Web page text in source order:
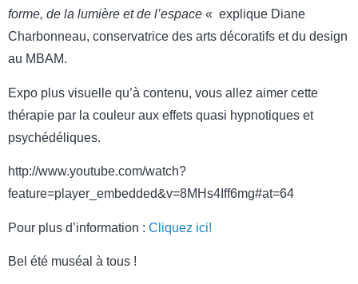
forme, de la lumière et de l’espace « explique Diane
Charbonneau, conservatrice des arts décoratifs et du design
au MBAM.
Expo plus visuelle qu’à contenu, vous allez aimer cette
thérapie par la couleur aux effets quasi hypnotiques et
psychédéliques.
http://www.youtube.com/watch?
feature=player_embedded&v=8MHs4Iff6mg#at=64
Pour plus d’information : Cliquez ici!
Bel été muséal à tous !